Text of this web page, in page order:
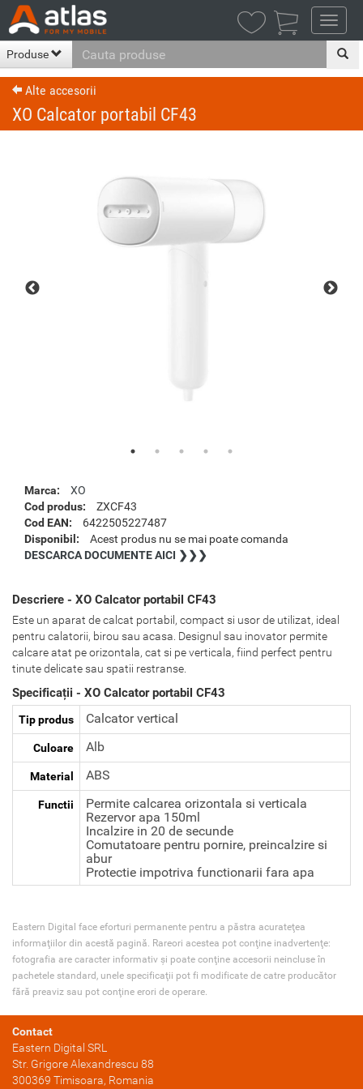
Produse
Alte accesorii
XO Calcator portabil CF43
Marca:
XO
Cod produs:
ZXCF43
Cod EAN:
6422505227487
Disponibil:
Acest produs nu se mai poate comanda
DESCARCA DOCUMENTE AICI ❯❯❯
Descriere - XO Calcator portabil CF43
Este un aparat de calcat portabil, compact si usor de utilizat, ideal
pentru calatorii, birou sau acasa. Designul sau inovator permite
calcare atat pe orizontala, cat si pe verticala, fiind perfect pentru
tinute delicate sau spatii restranse.
Specificații - XO Calcator portabil CF43
Tip produs Calcator vertical
Culoare Alb
Material ABS
Functii
Permite calcarea orizontala si verticala
Rezervor apa 150ml
Incalzire in 20 de secunde
Comutatoare pentru pornire, preincalzire si
abur
Protectie impotriva functionarii fara apa
Eastern Digital face eforturi permanente pentru a păstra acurateţea
informaţiilor din acestă pagină. Rareori acestea pot conţine inadvertenţe:
fotografia are caracter informativ şi poate conţine accesorii neincluse în
pachetele standard, unele specificaţii pot fi modificate de catre producător
fără preaviz sau pot conţine erori de operare.
Contact
Eastern Digital SRL
Str. Grigore Alexandrescu 88
300369 Timisoara, Romania